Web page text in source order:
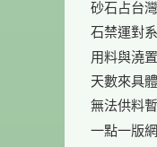
砂石占台
石禁運對
用料與澆
天數來具
無法供料
一點一版